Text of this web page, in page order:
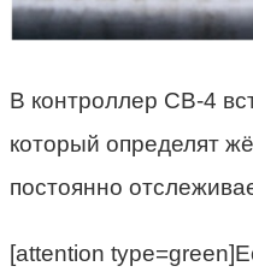
В контроллер СВ-4
который определят
постоянно
[attention